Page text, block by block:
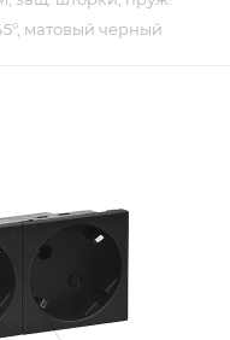
матовый черный